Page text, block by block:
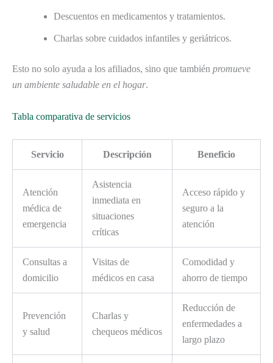
Descuentos en medicamentos y tratamientos.
Charlas sobre cuidados infantiles y geriátricos.
Esto no solo ayuda a los afiliados, sino que también promueve
un ambiente saludable en el hogar.
Tabla comparativa de servicios
Servicio Descripción Beneficio
Atención
médica de
emergencia
Asistencia
inmediata en
situaciones
críticas
Acceso rápido y
seguro a la
atención
Consultas a
domicilio
Visitas de
médicos en casa
Comodidad y
ahorro de tiempo
Prevención
y salud
Charlas y
chequeos médicos
Reducción de
enfermedades a
largo plazo